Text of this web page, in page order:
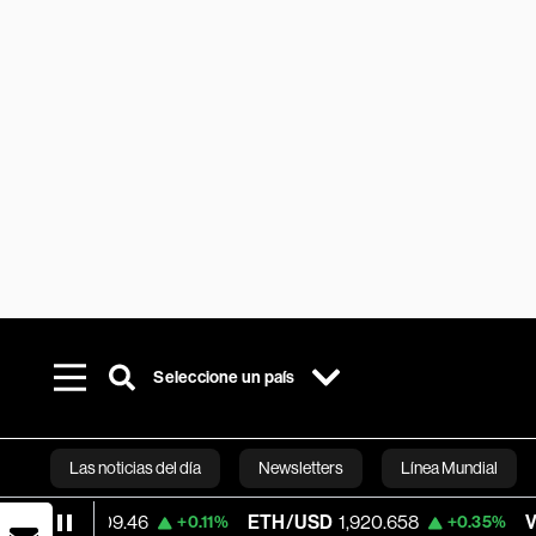
Seleccione un país
Las noticias del día Newsletters Línea Mundial
Bloomberg
+0.11% ETH/USD 1,920.658 +0.35% Visa